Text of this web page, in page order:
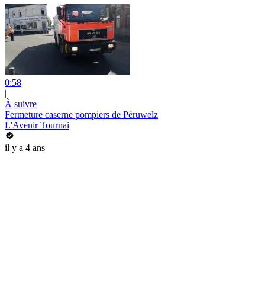
0:58
|
À suivre
Fermeture caserne pompiers de Péruwelz
L'Avenir Tournai
il y a 4 ans